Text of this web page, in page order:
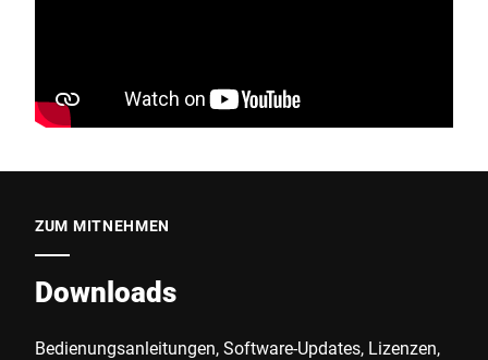
ZUM MITNEHMEN
Downloads
Bedienungsanleitungen, Software-Updates, Lizenzen,